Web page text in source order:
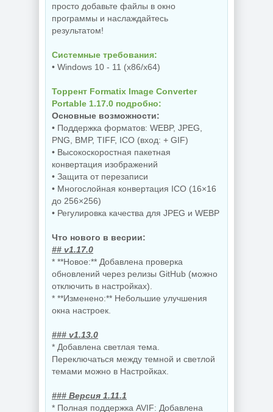
просто добавьте файлы в окно
программы и наслаждайтесь
результатом!
Системные требования:
• Windows 10 - 11 (x86/x64)
Торрент Formatix Image Converter
Portable 1.17.0 подробно:
Основные возможности:
• Поддержка форматов: WEBP, JPEG,
PNG, BMP, TIFF, ICO (вход: + GIF)
• Высокоскоростная пакетная
конвертация изображений
• Защита от перезаписи
• Многослойная конвертация ICO (16×16
до 256×256)
• Регулировка качества для JPEG и WEBP
Что нового в весрии:
## v1.17.0
* **Новое:** Добавлена проверка
обновлений через релизы GitHub (можно
отключить в настройках).
* **Изменено:** Небольшие улучшения
окна настроек.
### v1.13.0
* Добавлена светлая тема.
Переключаться между темной и светлой
темами можно в Настройках.
### Версия 1.11.1
* Полная поддержка AVIF: Добавлена